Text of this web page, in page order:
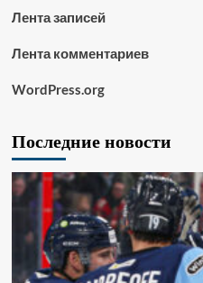
Лента записей
Лента комментариев
WordPress.org
Последние новости